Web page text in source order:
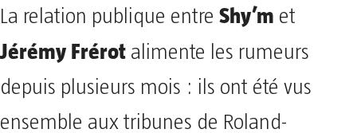
La relation publique entre Shy’m et
Jérémy Frérot alimente les rumeurs
depuis plusieurs mois : ils ont été vus
ensemble aux tribunes de Roland-